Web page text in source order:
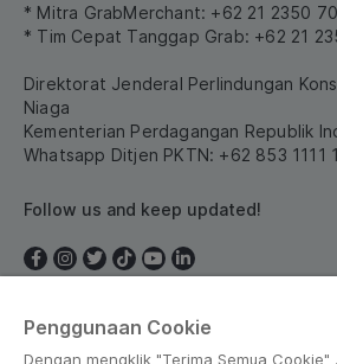
* Mitra GrabMerchant: +62 21 2350
* Tim Cepat Tanggap Grab: +62 21
Direktorat Jenderal Perlindungan
Niaga
Kementerian Perdagangan Republik
Whatsapp Ditjen PKTN: +62 853 1111
Follow us and keep updated!
Indonesia
Penggunaan Cookie
Dengan mengklik "Terima Semua